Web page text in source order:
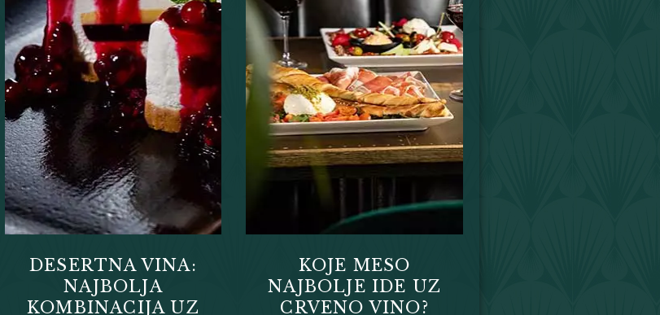
DESERTNA VINA:
NAJBOLJA
KOMBINACIJA UZ
KOJE MESO
NAJBOLJE IDE UZ
CRVENO VINO?